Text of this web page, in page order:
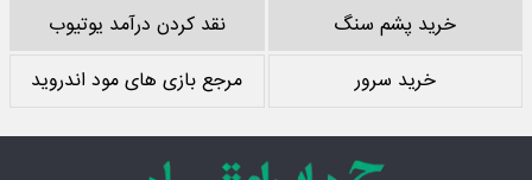
خرید پشم سنگ
نقد کردن درآمد یوتیوب
خرید سرور
مرجع بازی های مود اندروید